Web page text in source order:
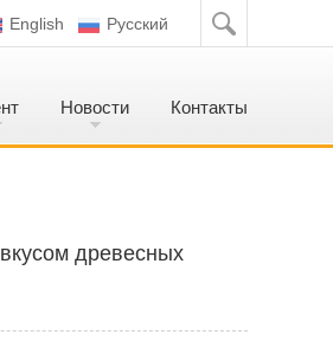
English Pусский
Новости Контакты
древесных